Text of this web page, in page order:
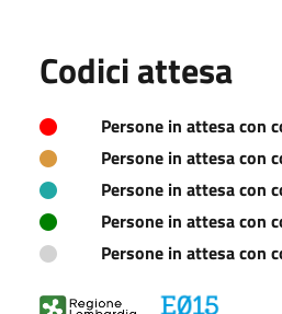
Codici attesa
Persone in attesa con
Persone in attesa con
Persone in attesa con
Persone in attesa con
Persone in attesa con